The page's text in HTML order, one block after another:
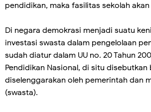
pendidikan, maka fasilitas sekolah
Di negara demokrasi menjadi suatu
investasi swasta dalam pengelolaan
sudah diatur dalam UU no. 20 Tahun
Pendidikan Nasional, di situ
diselenggarakan oleh pemerintah dan
(swasta).